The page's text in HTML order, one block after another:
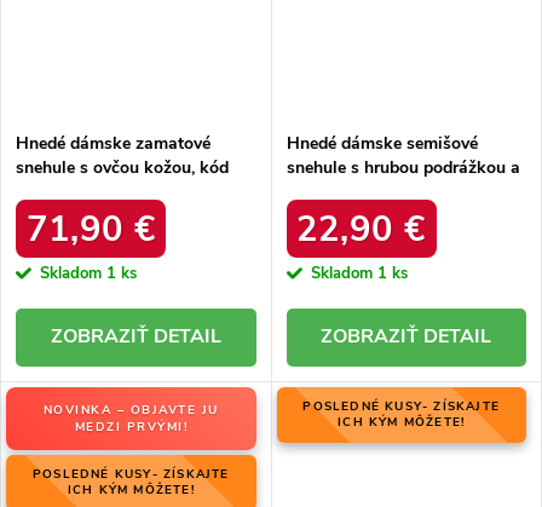
Hnedé dámske zamatové
snehule s ovčou kožou, kód
71,90 €
Skladom 1 ks
DETAIL
Hnedé dámske semišové
snehule s hrubou podrážkou a
produktu OO274A098
22,90 €
Skladom 1 ks
DETAIL
NOVINKA – OBJAVTE JU
MEDZI PRVÝMI!
POSLEDNÉ KUSY- ZÍSKAJTE
ICH KÝM MÔŽETE!
POSLEDNÉ KUSY- ZÍSKAJTE
ICH KÝM MÔŽETE!